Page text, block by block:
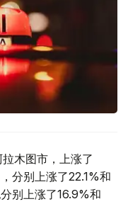
木图市，上涨了
分别上涨了22.1%和
别上涨了16.9%和